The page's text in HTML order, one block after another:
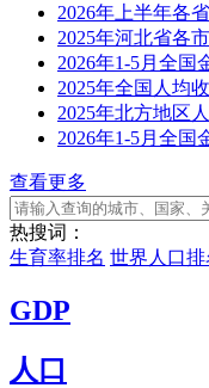
2026年上半年各
2025年河北省各
2026年1-5月全国
2025年全国人均
2025年北方地区
2026年1-5月全国
查看更多
热搜词：
生育率排名 世界人口排
GDP
人口